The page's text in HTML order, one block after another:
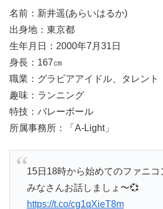
名前：新井遥(あらいはるか)
出身地：東京都
生年月日：2000年7月31日
身長：167㎝
職業：グラビアアイドル、タレント
趣味：ランニング
特技：バレーボール
所属事務所：「A-Light」
15日18時から始めてのファニ
みなさんお話しましょ〜💞
https://t.co/cg1qXieT8m